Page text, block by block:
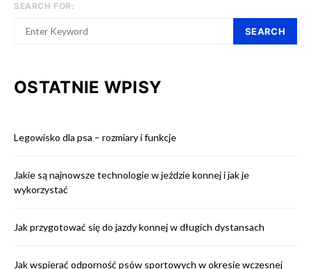
SEARCH FOR:
SEARCH
OSTATNIE WPISY
Legowisko dla psa – rozmiary i funkcje
Jakie są najnowsze technologie w jeździe konnej i jak je
wykorzystać
Jak przygotować się do jazdy konnej w długich dystansach
Jak wspierać odporność psów sportowych w okresie wczesnej